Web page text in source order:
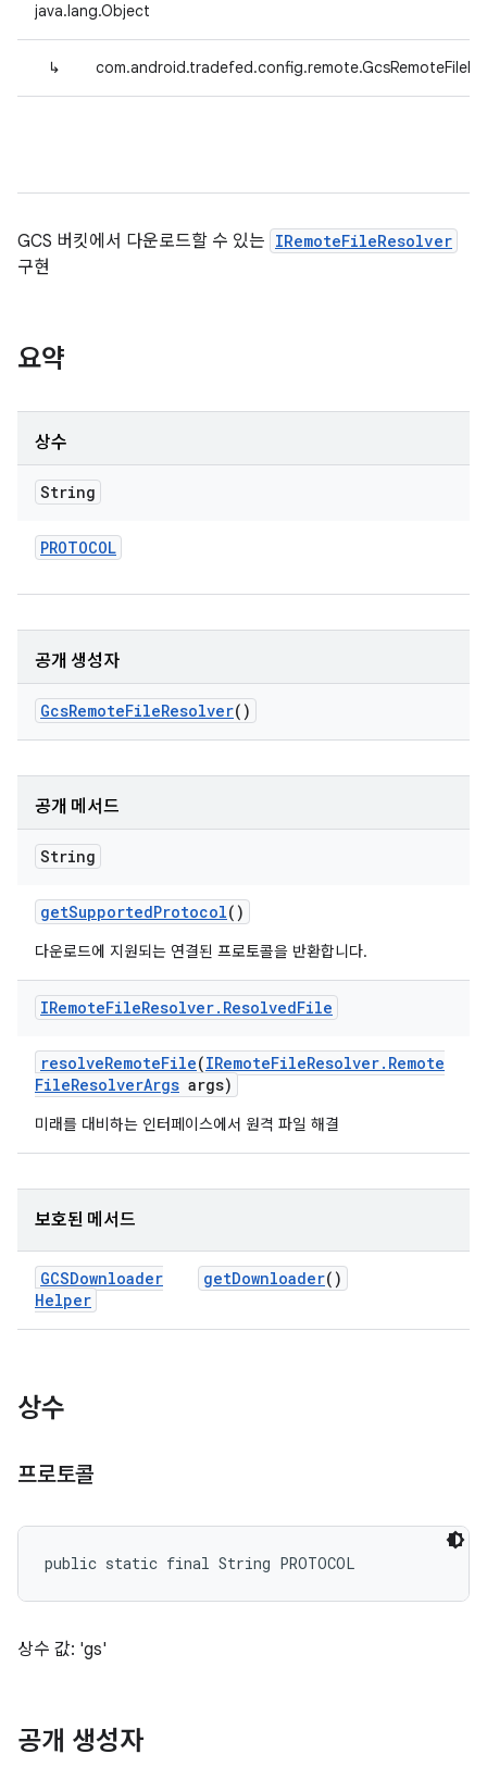
java.lang.Object
↳
GCS 버킷에서 다운로드할 수 있는 IRemoteFileResolver
구현
요약
상수
String
PROTOCOL
공개 생성자
GcsRemoteFileResolver()
공개 메서드
String
getSupportedProtocol()
다운로드에 지원되는 연결된 프로토콜을 반환합니다.
IRemoteFileResolver. ResolvedFile
resolveRemoteFile(IRemoteFileResolver. Remote
FileResolverArgs args)
미래를 대비하는 인터페이스에서 원격 파일 해결
보호된 메서드
GCSDownloader
Helper
getDownloader()
상수
프로토콜
public static final String PROTOCOL
상수 값: 'gs'
공개 생성자